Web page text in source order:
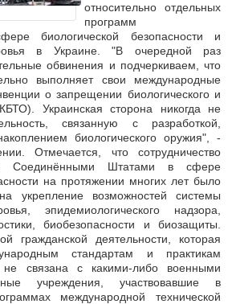
относительно отдельных
программ
биологической безопасности и
в Украине. "В очередной раз
обвинения и подчеркиваем, что
выполняет свои международные
о запрещении биологического и
Украинская сторона никогда не
связанную с разработкой,
биологического оружия", -
Отмечается, что сотрудничество
Соединёнными Штатами в сфере
на протяжении многих лет было
укрепление возможностей системы
эпидемиологического надзора,
биобезопасности и биозащиты.
гражданской деятельности, которая
стандартам и практикам
связана с какими-либо военными
учреждения, участвовавшие в
международной технической